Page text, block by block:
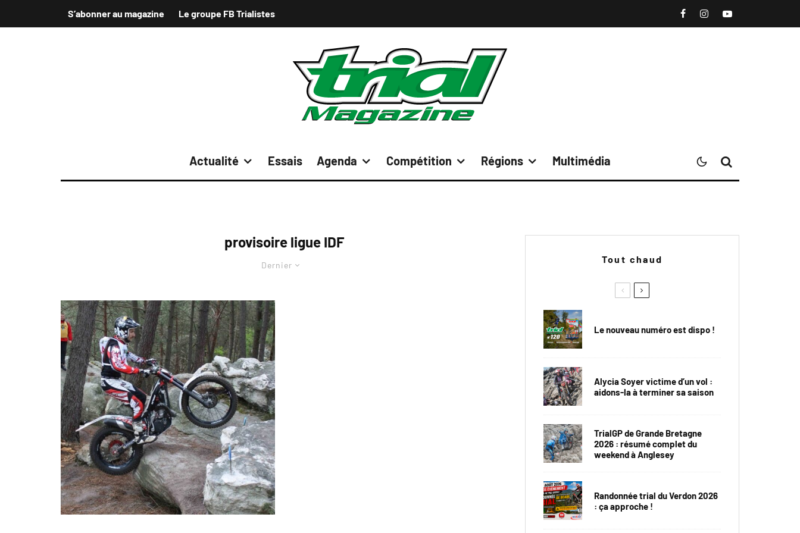
S’abonner au magazine Le groupe FB Trialistes
Actualité Essais Agenda Compétition Régions Multimédia
provisoire ligue IDF
Dernier
Tout chaud
Le nouveau numéro est dispo !
Alycia Soyer victime d’un vol :
aidons-la à terminer sa saison
TrialGP de Grande Bretagne
2026 : résumé complet du
weekend à Anglesey
Randonnée trial du Verdon 2026
: ça approche !